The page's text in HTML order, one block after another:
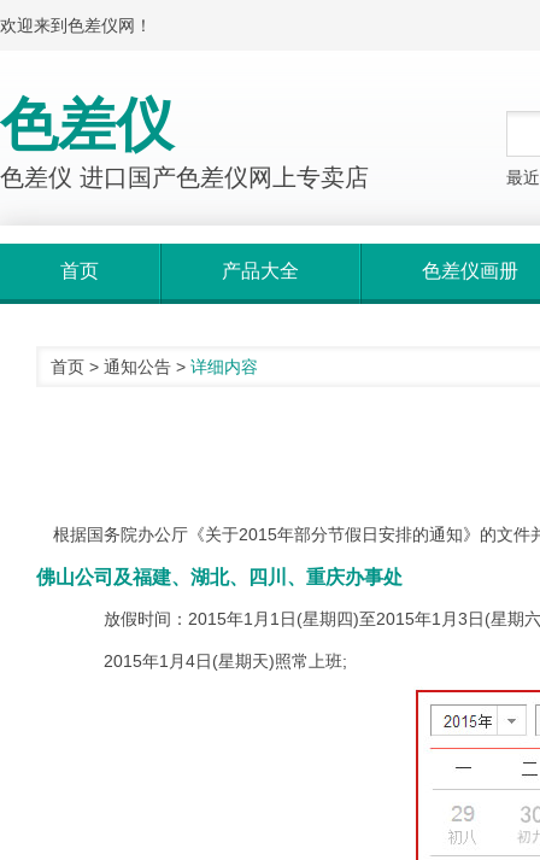
欢迎来到色差仪网！
色差仪
色差仪 进口国产色差仪网上专卖店 最
首页 产品大全 色差仪画册
首页 > 通知公告 > 详细内容
根据国务院办公厅《关于2015年部分节假日安排的通知》的文件
佛山公司及福建、湖北、四川、重庆办事处
放假时间：2015年1月1日(星期四)至2015年1月3日(星期
2015年1月4日(星期天)照常上班;